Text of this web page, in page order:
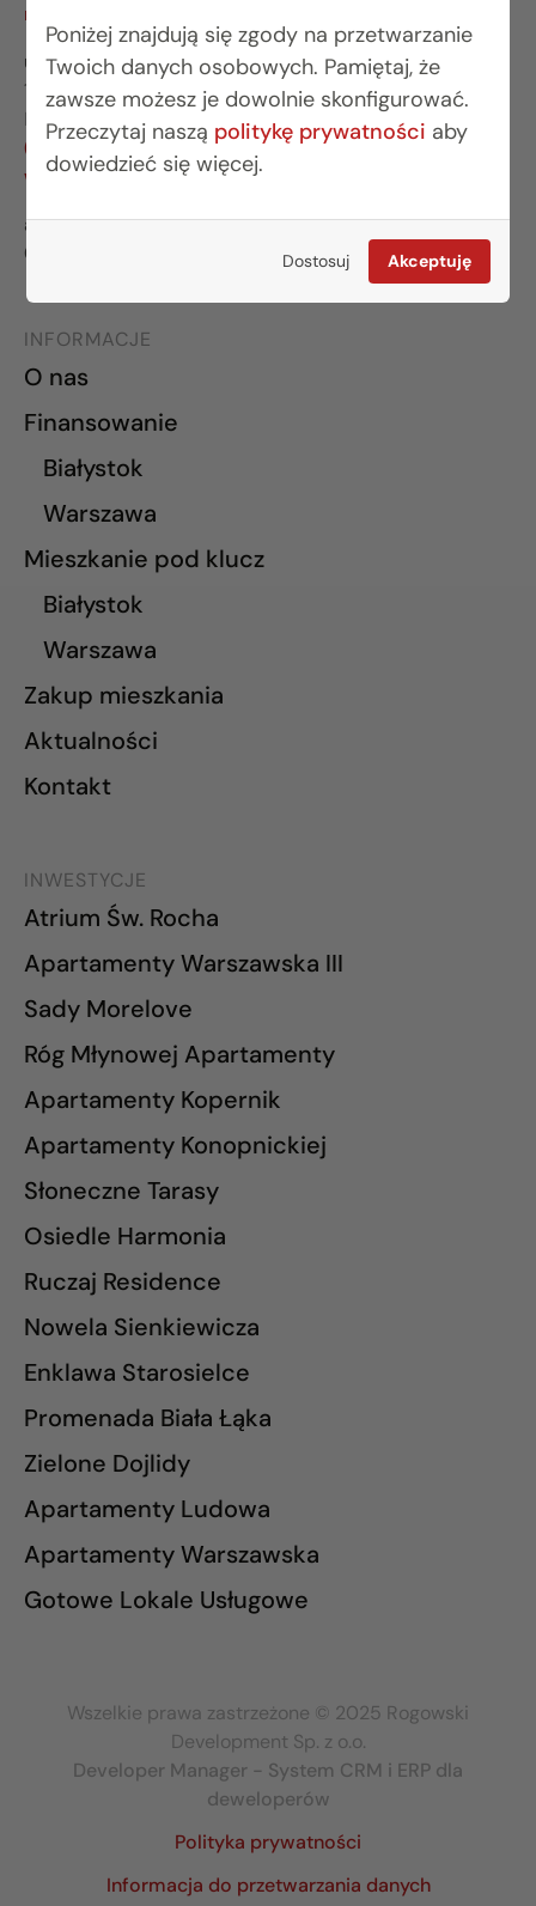
Poniżej znajdują się zgody na przetwarzanie
Twoich danych osobowych. Pamiętaj, że
zawsze możesz je dowolnie skonfigurować.
Przeczytaj naszą politykę prywatności aby
dowiedzieć się więcej.
Dostosuj Akceptuję
mieszkania@rogowskidevelopment.pl
ul. Legionowa 28 lok. 202
15-281 Białystok
BIURO WARSZAWA
(22) 642 03 55
warszawa@rogowskidevelopment.pl
al. Wilanowska 67E lok. U5
02-765 Warszawa
INFORMACJE
O nas
Finansowanie
Białystok
Warszawa
Mieszkanie pod klucz
Białystok
Warszawa
Zakup mieszkania
Aktualności
Kontakt
INWESTYCJE
Atrium Św. Rocha
Apartamenty Warszawska III
Sady Morelove
Róg Młynowej Apartamenty
Apartamenty Kopernik
Apartamenty Konopnickiej
Słoneczne Tarasy
Osiedle Harmonia
Ruczaj Residence
Nowela Sienkiewicza
Enklawa Starosielce
Promenada Biała Łąka
Zielone Dojlidy
Apartamenty Ludowa
Apartamenty Warszawska
Gotowe Lokale Usługowe
Wszelkie prawa zastrzeżone © 2025 Rogowski
Development Sp. z o.o.
Developer Manager - System CRM i ERP dla
deweloperów
Polityka prywatności
Informacja do przetwarzania danych